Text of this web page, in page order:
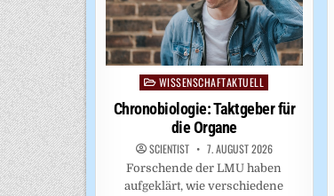
PostedWISSENSCHAFTAKTUELL
Chronobiologie: Taktgeber für
die Organe
SCIENTIST 7. AUGUST 2026
Forschende der LMU haben
aufgeklärt, wie verschiedene